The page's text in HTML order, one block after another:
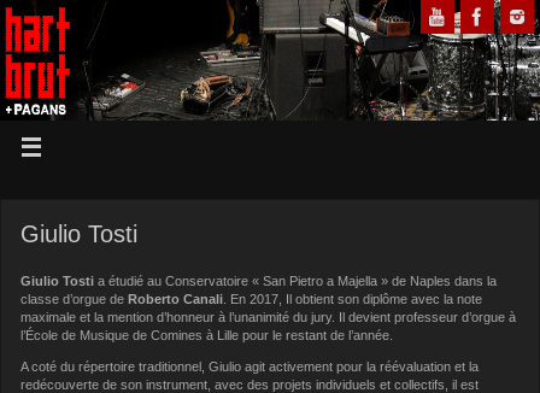
Giulio Tosti
Giulio Tosti a étudié au Conservatoire « San Pietro a Majella » de Naples dans la
classe d’orgue deRoberto Canali . En 2017, Il obtient son diplôme avec la note
maximale et la mention d’honneur à l’unanimité du jury. Il devient professeur d’orgue à
l’École de Musique de Comines à Lille pour le restant de l’année.
A coté du répertoire traditionnel, Giulio agit activement pour la réévaluation et la
redécouverte de son instrument, avec des projets individuels et collectifs, il est